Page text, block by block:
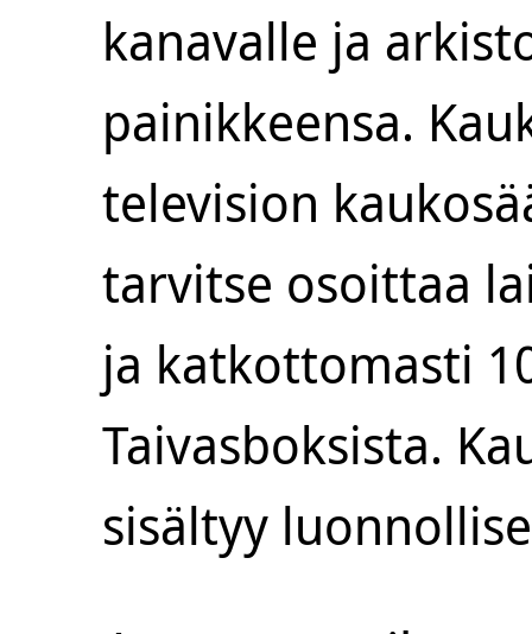
kanavalle ja
painikkeensa.
television
tarvitse osoittaa
ja katkottomasti
Taivasboksista.
sisältyy